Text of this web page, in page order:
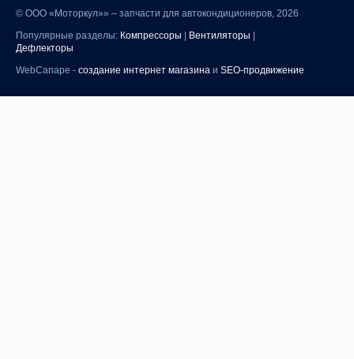
© ООО «Моторкул»» – запчасти для автокондиционеров, 2026
Популярные разделы: Компрессоры Вентиляторы
Дефлекторы
WebCanape - создание интернет магазина и SEO-продвижение